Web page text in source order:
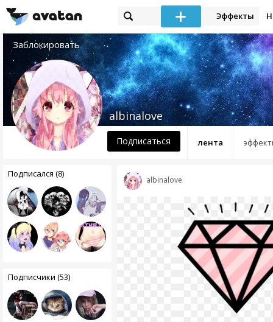
Эффекты
Заблокировать
лента
albinalove
Подписаться
Подписался (8)
Подписчики (53)
albinalove